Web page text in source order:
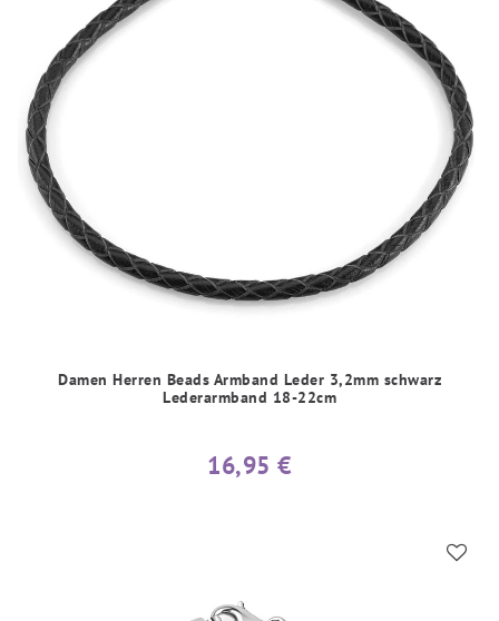
Damen Herren Beads Armband Leder 3,2mm schwarz
Lederarmband 18-22cm
16,95 €